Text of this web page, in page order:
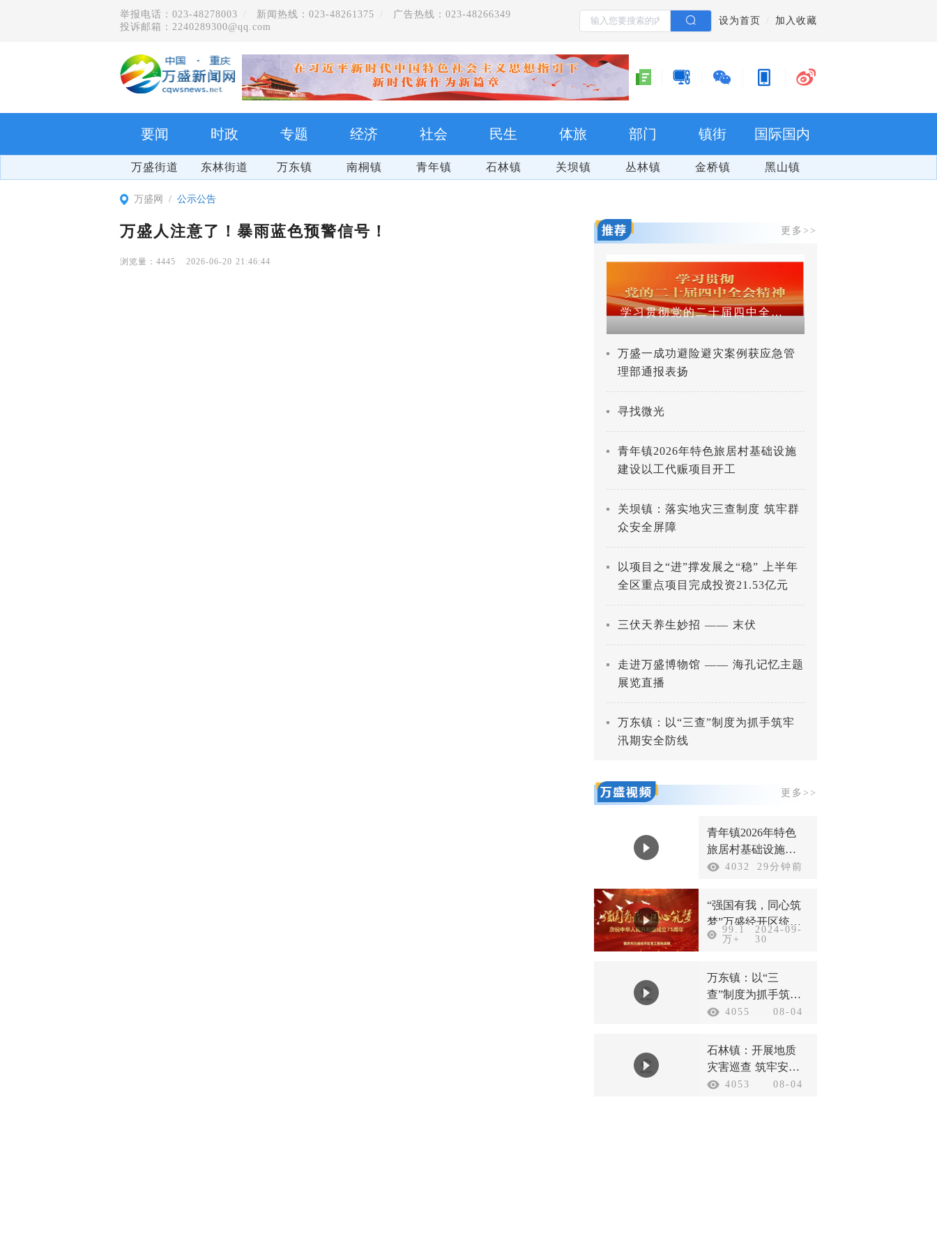
举报电话：023-48278003 新闻热线：023-48261375
广告热线：023-48266349
投诉邮箱：2240289300@qq.com
设为首页 加入收藏
要闻 时政 专题 经济 社会 民生 体旅 部门 镇街 国际国内
万盛街道 东林街道 万东镇 南桐镇 青年镇 石林镇 关坝镇 丛林镇 金桥镇 黑山镇
万盛网 公示公告
万盛人注意了！暴雨蓝色预警信号！
4445 2026-06-20 21:46:44
更多>>
学习贯彻党的二十届四中全会精神
万盛一成功避险避灾案例获应急管
理部通报表扬
寻找微光
青年镇2026年特色旅居村基础设施
建设以工代赈项目开工
关坝镇：落实地灾三查制度 筑牢群
众安全屏障
以项目之“进”撑发展之“稳” 上半年
全区重点项目完成投资21.53亿元
三伏天养生妙招 —— 末伏
走进万盛博物馆 —— 海孔记忆主题
展览直播
万东镇：以“三查”制度为抓手筑牢
汛期安全防线
更多>>
青年镇2026年特色
旅居村基础设施建
设以工代赈项目开
4032 29分钟前
“强国有我，同心筑
梦”万盛经开区统一
战线庆祝新中国成
99.1
万+
2024-09-
30
万东镇：以“三
查”制度为抓手筑牢
汛期安全防线
4055 08-04
石林镇：开展地质
灾害巡查 筑牢安全
防护底线
4053 08-04